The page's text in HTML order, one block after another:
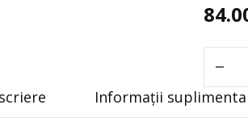
Informații